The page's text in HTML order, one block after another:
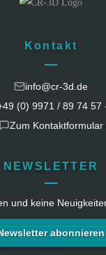
Kontakt
info@cr-3d.de
(0) 9971 / 89 74 57
Zum Kontaktformular
NEWSLETTER
und keine
abonnieren